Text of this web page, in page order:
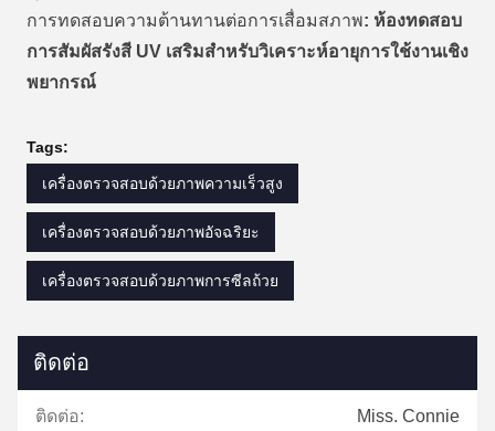
การทดสอบความต้านทานต่อการเสื่อมสภาพ: ห้องทดสอบ
การสัมผัสรังสี UV เสริมสำหรับวิเคราะห์อายุการใช้งานเชิง
พยากรณ์
Tags:
เครื่องตรวจสอบด้วยภาพความเร็วสูง
เครื่องตรวจสอบด้วยภาพอัจฉริยะ
เครื่องตรวจสอบด้วยภาพการซีลถ้วย
ติดต่อ
ติดต่อ: Miss. Connie